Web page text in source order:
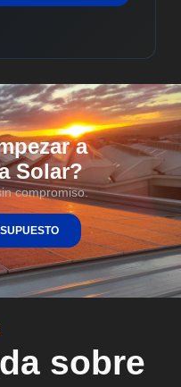
a
Solar?
compromiso.
sobre